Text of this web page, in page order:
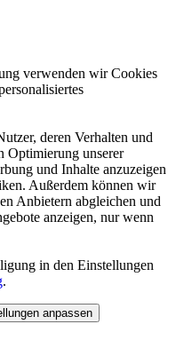
verwenden wir Cookies
deren Verhalten und
Optimierung unserer
und Inhalte anzuzeigen
Außerdem können wir
Anbietern abgleichen und
anzeigen, nur wenn
in den Einstellungen
.
anpassen